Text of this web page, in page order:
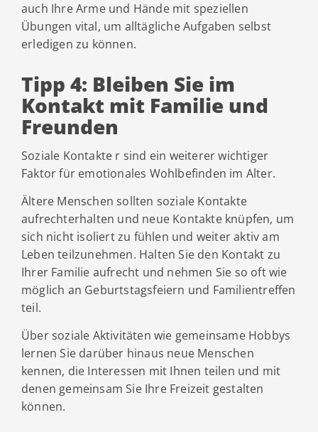
auch Ihre Arme und Hände mit speziellen
Übungen vital, um alltägliche Aufgaben selbst
erledigen zu können.
Tipp 4: Bleiben Sie im
Kontakt mit Familie und
Freunden
Soziale Kontakte r sind ein weiterer wichtiger
Faktor für emotionales Wohlbefinden im Alter.
Ältere Menschen sollten soziale Kontakte
aufrechterhalten und neue Kontakte knüpfen, um
sich nicht isoliert zu fühlen und weiter aktiv am
Leben teilzunehmen. Halten Sie den Kontakt zu
Ihrer Familie aufrecht und nehmen Sie so oft wie
möglich an Geburtstagsfeiern und Familientreffen
teil.
Über soziale Aktivitäten wie gemeinsame Hobbys
lernen Sie darüber hinaus neue Menschen
kennen, die Interessen mit Ihnen teilen und mit
denen gemeinsam Sie Ihre Freizeit gestalten
können.